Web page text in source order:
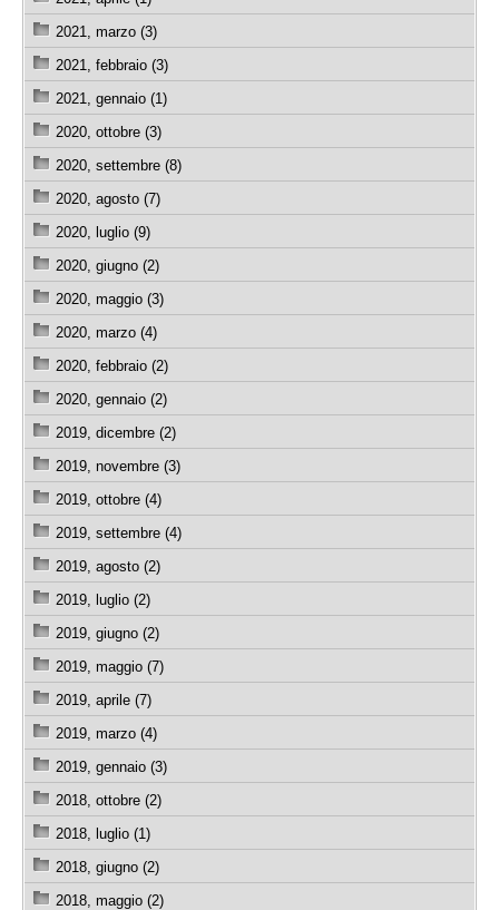
2021, marzo (3)
2021, febbraio (3)
2021, gennaio (1)
2020, ottobre (3)
2020, settembre (8)
2020, agosto (7)
2020, luglio (9)
2020, giugno (2)
2020, maggio (3)
2020, marzo (4)
2020, febbraio (2)
2020, gennaio (2)
2019, dicembre (2)
2019, novembre (3)
2019, ottobre (4)
2019, settembre (4)
2019, agosto (2)
2019, luglio (2)
2019, giugno (2)
2019, maggio (7)
2019, aprile (7)
2019, marzo (4)
2019, gennaio (3)
2018, ottobre (2)
2018, luglio (1)
2018, giugno (2)
2018, maggio (2)